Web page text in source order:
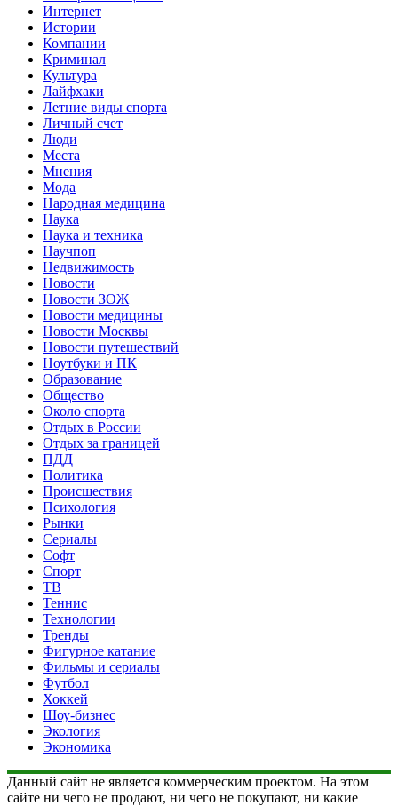
Интернет
Истории
Компании
Криминал
Культура
Лайфхаки
Летние виды спорта
Личный счет
Люди
Места
Мнения
Мода
Народная медицина
Наука
Наука и техника
Научпоп
Недвижимость
Новости
Новости ЗОЖ
Новости медицины
Новости Москвы
Новости путешествий
Ноутбуки и ПК
Образование
Общество
Около спорта
Отдых в России
Отдых за границей
ПДД
Политика
Происшествия
Психология
Рынки
Сериалы
Софт
Спорт
ТВ
Теннис
Технологии
Тренды
Фигурное катание
Фильмы и сериалы
Футбол
Хоккей
Шоу-бизнес
Экология
Экономика
Данный сайт не является коммерческим проектом. На этом
сайте ни чего не продают, ни чего не покупают, ни какие